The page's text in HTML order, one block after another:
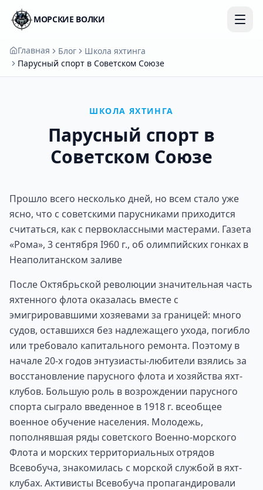
МОРСКИЕ ВОЛКИ
Главная Блог
Школа яхтинга
Парусный спорт в Советском Союзе
ШКОЛА ЯХТИНГА
Парусный спорт в
Советском Союзе
Прошло всего несколько дней, но всем стало уже
ясно, что с советскими парусниками приходится
считаться, как с первоклассными мастерами. Газета
«Рома», 3 сентября I960 г., об олимпийских гонках в
Неаполитанском заливе
После Октябрьской революции значительная часть
яхтенного флота оказалась вместе с
эмигрировавшими хозяевами за границей: много
судов, оставшихся без надлежащего ухода, погибло
или требовало капитального ремонта. Поэтому в
начале 20-х годов энтузиасты-любители взялись за
восстановление парусного флота и хозяйства яхт-
клубов. Большую роль в возрождении парусного
спорта сыграло введенное в 1918 г. всеобщее
военное обучение населения. Молодежь,
пополнявшая ряды советского Военно-морского
Флота и морских территориальных отрядов
Всевобуча, знакомилась с морской службой в яхт-
клубах. Активисты Всевобуча пропагандировали